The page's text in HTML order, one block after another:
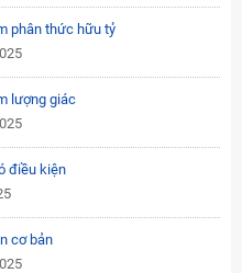
phân thức hữu tỷ
lượng giác
điều kiện
cơ bản